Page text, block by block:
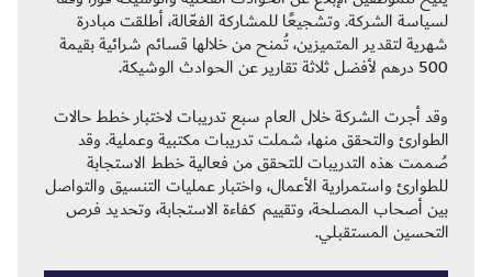
لسياسة الشركة. وتشجيعًا للمشاركة الفعّالة، أطلقت مبادرة
شهرية لتقدير المتميزين، تُمنح من خلالها قسائم شرائية بقيمة
500 درهم لأفضل ثلاثة تقارير عن الحوادث الوشيكة.
وقد أجرت الشركة خلال العام سبع تدريبات لاختبار خطط حالات
الطوارئ والتحقق منها، شملت تدريبات مكتبية وعملية. وقد
صُممت هذه التدريبات للتحقق من فعالية خطط الاستجابة
للطوارئ واستمرارية الأعمال، واختبار عمليات التنسيق والتواصل
بين أصحاب المصلحة، وتقييم كفاءة الاستجابة، وتحديد فرص
التحسين المستقبلي.